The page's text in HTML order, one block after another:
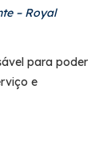
– Royal
para poder
e